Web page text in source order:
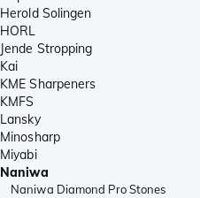
Herold Solingen
HORL
Jende Stropping
Kai
KME Sharpeners
KMFS
Lansky
Minosharp
Miyabi
Naniwa
Naniwa Diamond Pro Stones